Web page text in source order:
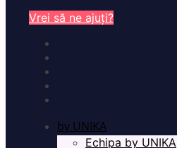
Vrei să ne ajuți?
by UNIKA
Echipa by UNIKA